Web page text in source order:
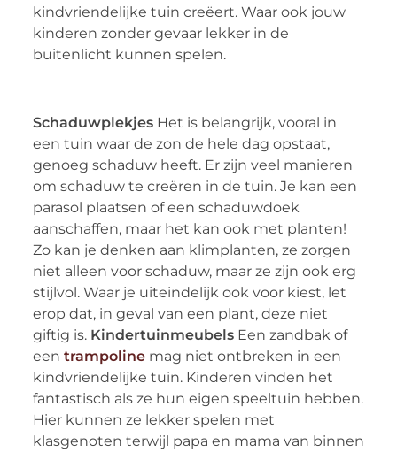
kindvriendelijke tuin creëert. Waar ook jouw
kinderen zonder gevaar lekker in de
buitenlicht kunnen spelen.
Schaduwplekjes Het is belangrijk, vooral in
een tuin waar de zon de hele dag opstaat,
genoeg schaduw heeft. Er zijn veel manieren
om schaduw te creëren in de tuin. Je kan een
parasol plaatsen of een schaduwdoek
aanschaffen, maar het kan ook met planten!
Zo kan je denken aan klimplanten, ze zorgen
niet alleen voor schaduw, maar ze zijn ook erg
stijlvol. Waar je uiteindelijk ook voor kiest, let
erop dat, in geval van een plant, deze niet
giftig is. Kindertuinmeubels Een zandbak of
een trampolinemag niet ontbreken in een
kindvriendelijke tuin. Kinderen vinden het
fantastisch als ze hun eigen speeltuin hebben.
Hier kunnen ze lekker spelen met
klasgenoten terwijl papa en mama van binnen